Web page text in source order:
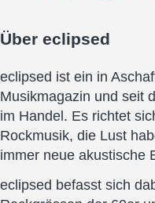
Über eclipsed
eclipsed ist ein in
Musikmagazin und seit
im Handel. Es richtet
Rockmusik, die Lust
immer neue akustische
eclipsed befasst sich